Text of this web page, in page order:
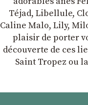
Téjad, Libellule,
Caline Malo, Lily,
plaisir de porter
découverte de ces
Saint Tropez ou